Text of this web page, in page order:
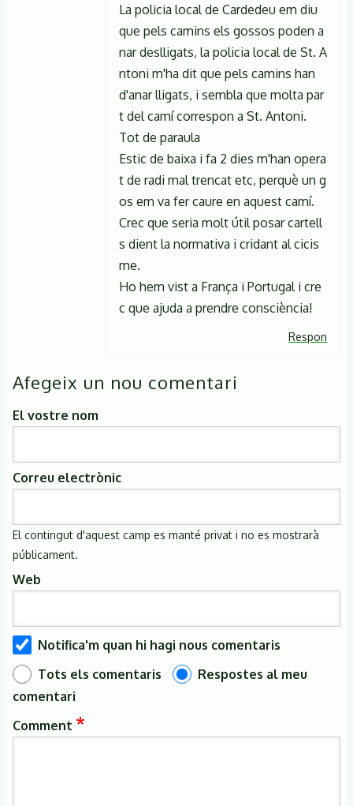
La policia local de Cardedeu em diu
que pels camins els gossos poden a
nar deslligats, la policia local de St. A
ntoni m'ha dit que pels camins han
d'anar lligats, i sembla que molta par
t del camí correspon a St. Antoni.
Tot de paraula
Estic de baixa i fa 2 dies m'han opera
t de radi mal trencat etc, perquè un g
os em va fer caure en aquest camí.
Crec que seria molt útil posar cartell
s dient la normativa i cridant al cicis
me.
Ho hem vist a França i Portugal i cre
c que ajuda a prendre consciència!
Respon
Afegeix un nou comentari
El vostre nom
Correu electrònic
El contingut d'aquest camp es manté privat i no es mostrarà
públicament.
Web
Notifica'm quan hi hagi nous comentaris
Tots els comentaris
Respostes al meu
comentari
Comment